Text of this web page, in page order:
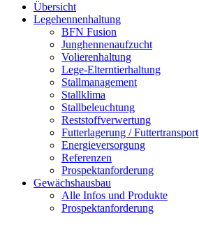
Übersicht
Legehennenhaltung
BFN Fusion
Junghennenaufzucht
Volierenhaltung
Lege-Elterntierhaltung
Stallmanagement
Stallklima
Stallbeleuchtung
Reststoffverwertung
Futterlagerung / Futtertransport
Energieversorgung
Referenzen
Prospektanforderung
Gewächshausbau
Alle Infos und Produkte
Prospektanforderung